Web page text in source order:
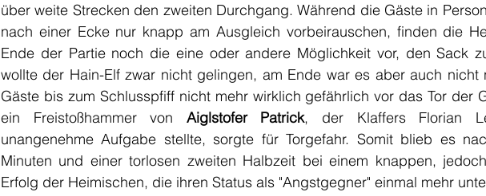
über weite Strecken den zweiten Durchgang. Während die Gäste in
nach einer Ecke nur knapp am Ausgleich vorbeirauschen, finden die
Ende der Partie noch die eine oder andere Möglichkeit vor, den Sack
wollte der Hain-Elf zwar nicht gelingen, am Ende war es aber auch nicht
Gäste bis zum Schlusspfiff nicht mehr wirklich gefährlich vor das Tor der
ein Freistoßhammer von Aiglstofer Patrick, der Klaffers Florian
unangenehme Aufgabe stellte, sorgte für Torgefahr. Somit blieb es
Minuten und einer torlosen zweiten Halbzeit bei einem knappen,
Erfolg der Heimischen, die ihren Status als "Angstgegner" einmal mehr